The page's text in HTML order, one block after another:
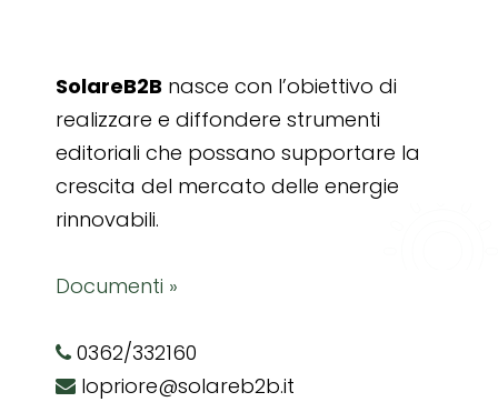
SolareB2B nasce con l’obiettivo di
realizzare e diffondere strumenti
editoriali che possano supportare la
crescita del mercato delle energie
rinnovabili.
Documenti »
0362/332160
lopriore@solareb2b.it